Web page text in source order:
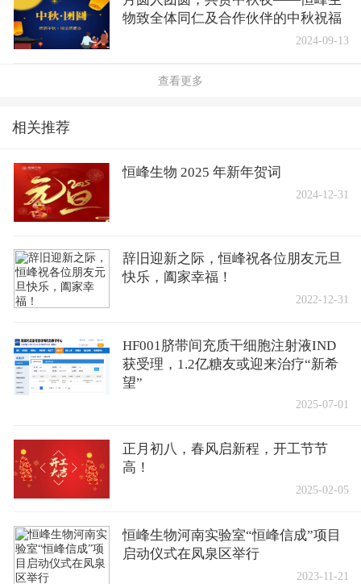
物致全体同仁及合作伙伴的中秋祝福
2024-09-13
查看更多
相关推荐
恒峰生物 2025 年新年贺词
2024-12-31
辞旧迎新之际，恒峰祝各位朋友元旦
快乐，阖家幸福！
2022-12-31
HF001脐带间充质干细胞注射液IND
获受理，1.2亿糖友或迎来治疗“新希
望”
2025-07-01
正月初八，春风启新程，开工节节
高！
2025-02-05
恒峰生物河南实验室“恒峰信成”项目
启动仪式在凤泉区举行
2023-11-21